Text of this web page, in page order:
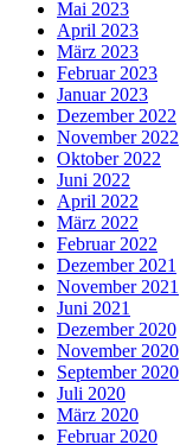
Mai 2023
April 2023
März 2023
Februar 2023
Januar 2023
Dezember 2022
November 2022
Oktober 2022
Juni 2022
April 2022
März 2022
Februar 2022
Dezember 2021
November 2021
Juni 2021
Dezember 2020
November 2020
September 2020
Juli 2020
März 2020
Februar 2020